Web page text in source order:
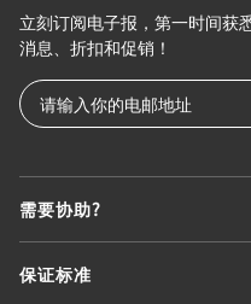
需要协助?
保证标准
立刻订阅电子报，第一时间获
消息、折扣和促销！